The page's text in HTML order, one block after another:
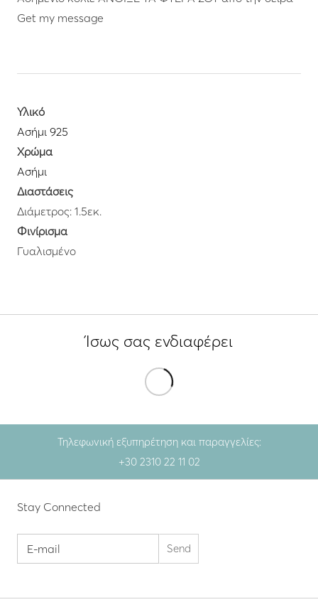
Υλικό
Ασήμι 925
Χρώμα
Ασήμι
Διαστάσεις
Διάμετρος: 1.5εκ.
Φινίρισμα
Γυαλισμένο
Ίσως σας ενδιαφέρει
Τηλεφωνική εξυπηρέτηση και παραγγελίες:
+30 2310 22 11 02
Stay Connected